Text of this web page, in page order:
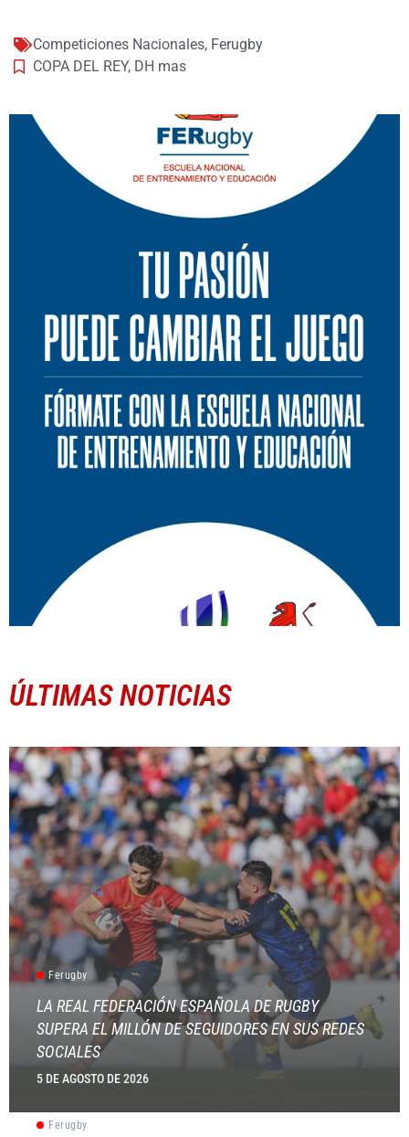
Competiciones Nacionales, Ferugby
COPA DEL REY, DH mas
ÚLTIMAS NOTICIAS
Ferugby
LA REAL FEDERACIÓN ESPAÑOLA DE RUGBY
SUPERA EL MILLÓN DE SEGUIDORES EN SUS REDES
SOCIALES
5 DE AGOSTO DE 2026
Ferugby